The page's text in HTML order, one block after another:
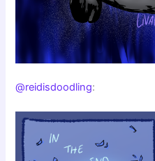
@reidisdoodling: